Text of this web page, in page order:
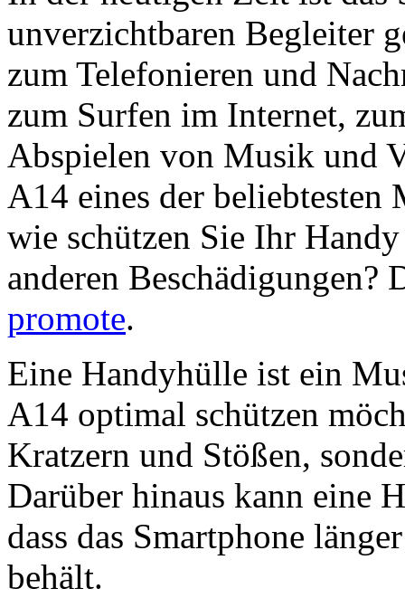
unverzichtbaren Begleiter
zum Telefonieren und
zum Surfen im Internet,
Abspielen von Musik und
A14 eines der
wie schützen Sie Ihr
anderen
promote.
Eine Handyhülle ist ein
A14 optimal schützen
Kratzern und Stößen,
Darüber hinaus kann eine
dass das Smartphone
behält.